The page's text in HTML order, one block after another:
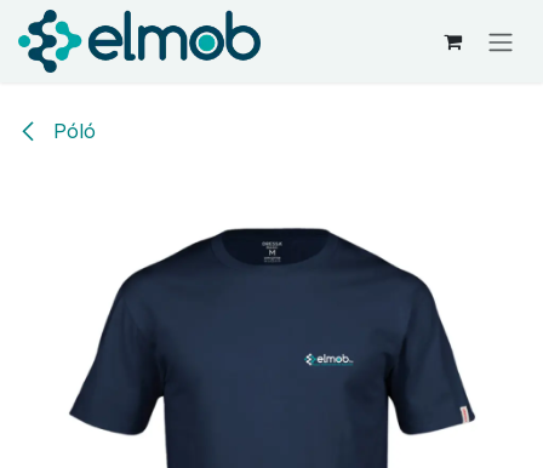
Kihagyás és továbblépés a tartalomhoz
Póló